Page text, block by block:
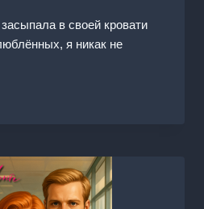
в своей кровати
я никак не